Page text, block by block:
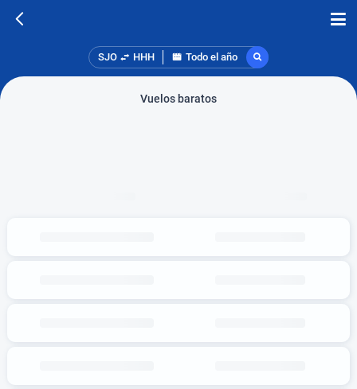
SJO HHH Todo el año
Vuelos baratos